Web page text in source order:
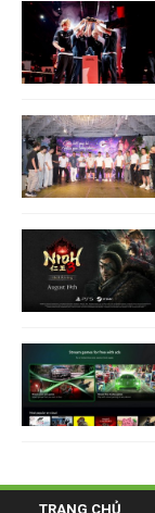
TRANG CHỦ